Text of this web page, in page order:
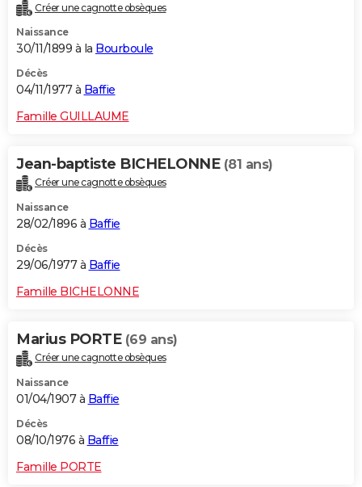
Créer une cagnotte obsèques
Naissance
30/11/1899 à la Bourboule
Décès
04/11/1977 à Baffie
Famille GUILLAUME
Jean-baptiste BICHELONNE (81 ans)
Créer une cagnotte obsèques
Naissance
28/02/1896 à Baffie
Décès
29/06/1977 à Baffie
Famille BICHELONNE
Marius PORTE (69 ans)
Créer une cagnotte obsèques
Naissance
01/04/1907 à Baffie
Décès
08/10/1976 à Baffie
Famille PORTE